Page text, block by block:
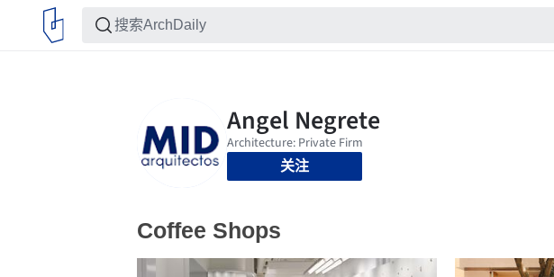
关注
Coffee Shops